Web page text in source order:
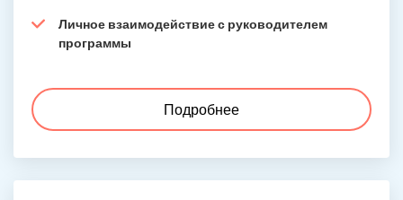
Личное взаимодействие с руководителем
программы
Подробнее